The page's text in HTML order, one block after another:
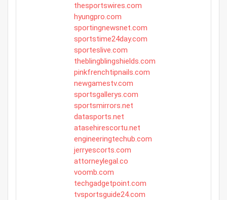
thesportswires.com
hyungpro.com
sportingnewsnet.com
sportstime24day.com
sporteslive.com
theblingblingshields.com
pinkfrenchtipnails.com
newgamestv.com
sportsgallerys.com
sportsmirrors.net
datasports.net
atasehirescortu.net
engineeringtechub.com
jerryescorts.com
attorneylegal.co
voomb.com
techgadgetpoint.com
tvsportsguide24.com